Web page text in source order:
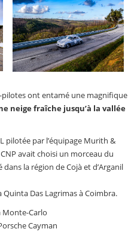
pilotes ont entamé une magnifique
neige fraîche jusqu’à la vallée
pilotée par l’équipage Murith &
CNP avait choisi un morceau du
la région de Cojà et d’Arganil
Das Lagrimas à Coimbra.
Monte-Carlo
Cayman